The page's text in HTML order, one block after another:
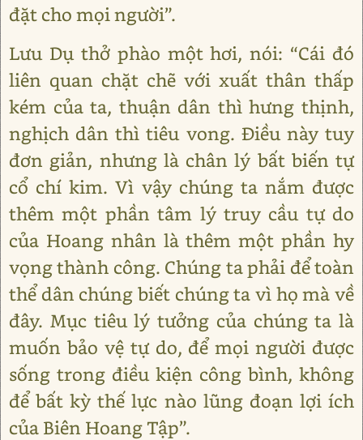
đặt cho mọi người”.
Lưu Dụ thở phào một hơi, nói: “Cái đó
liên quan chặt chẽ với xuất thân thấp
kém của ta, thuận dân thì hưng thịnh,
nghịch dân thì tiêu vong. Điều này tuy
đơn giản, nhưng là chân lý bất biến tự
cổ chí kim. Vì vậy chúng ta nắm được
thêm một phần tâm lý truy cầu tự do
của Hoang nhân là thêm một phần hy
vọng thành công. Chúng ta phải để toàn
thể dân chúng biết chúng ta vì họ mà về
đây. Mục tiêu lý tưởng của chúng ta là
muốn bảo vệ tự do, để mọi người được
sống trong điều kiện công bình, không
để bất kỳ thế lực nào lũng đoạn lợi ích
của Biên Hoang Tập”.